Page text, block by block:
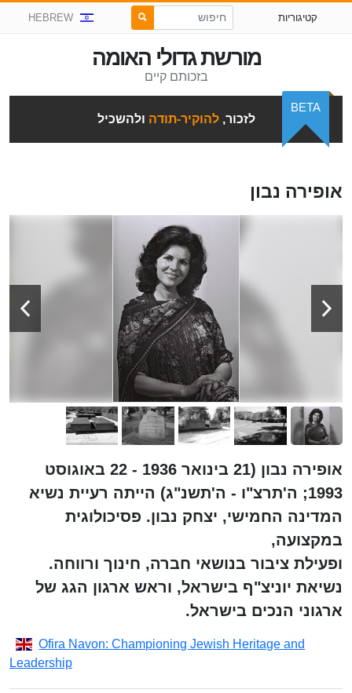
קטיגוריות HEBREW
מורשת גדולי האומה
בזכותם קיים
לזכור,להוקיר-תודה ולהשכיל
BETA
אופירה נבון
אופירה נבון (21 בינואר 1936 - 22 באוגוסט
1993; ה'תרצ"ו - ה'תשנ"ג) הייתה רעיית נשיא
המדינה החמישי, יצחק נבון. פסיכולוגית
במקצועה,
ופעילת ציבור בנושאי חברה, חינוך ורווחה.
נשיאת יוניצ"ף בישראל, וראש ארגון הגג של
ארגוני הנכים בישראל.
Ofira Navon: Championing Jewish Heritage and
Leadership